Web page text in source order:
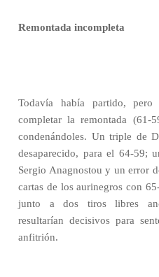
Remontada incompleta
Todavía había partido,
completar la remontada (61-
condenándoles. Un triple de
desaparecido, para el 64-59;
Sergio Anagnostou y un error
cartas de los aurinegros con
junto a dos tiros libres
resultarían decisivos para
anfitrión.